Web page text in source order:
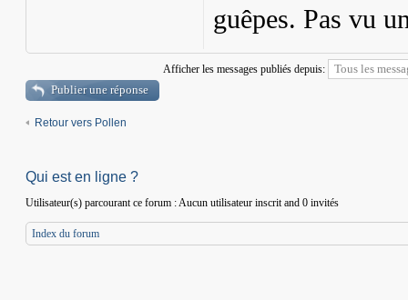
guêpes. Pas vu
Afficher les messages publiés depuis:
Publier une réponse
Retour vers Pollen
Qui est en ligne ?
Utilisateur(s) parcourant ce forum : Aucun utilisateur inscrit and 0 invités
Index du forum